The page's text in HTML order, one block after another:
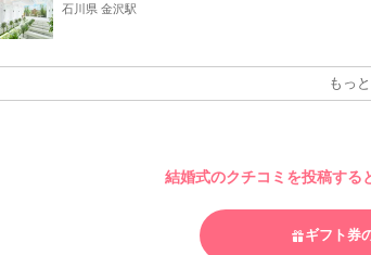
石川県 金沢駅
もっ
結婚式のクチコミを投稿する
ギフト券